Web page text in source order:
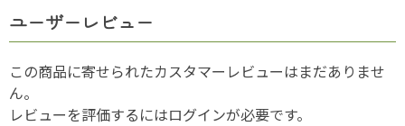
ユーザーレビュー
この商品に寄せられたカスタマーレビューはまだありませ
ん。
レビューを評価するにはログインが必要です。